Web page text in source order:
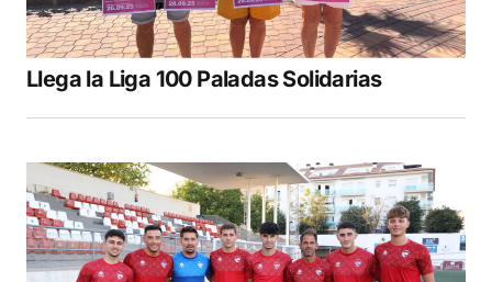
Llega la Liga 100 Paladas Solidarias